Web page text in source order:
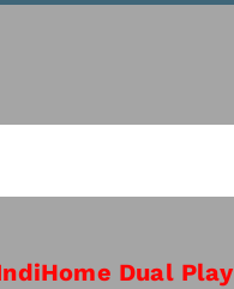
Dual Play